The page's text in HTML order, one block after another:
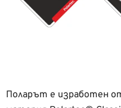
Поларът е изработен